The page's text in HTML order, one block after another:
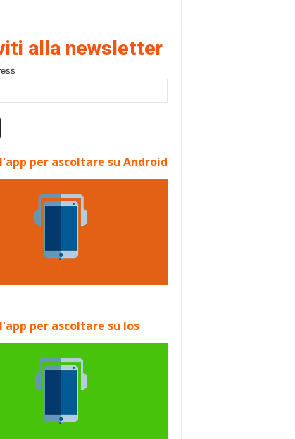
alla newsletter
per ascoltare su Android
per ascoltare su Ios